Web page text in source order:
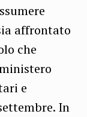
affrontato
che
e
In